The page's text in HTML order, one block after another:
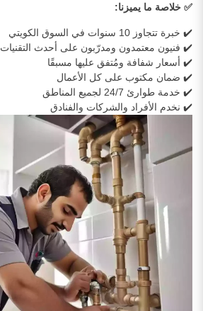
✅ خلاصة ما يميزنا:
✔️ خبرة تتجاوز 10 سنوات في السوق الكويتي
✔️ فنيون معتمدون ومدرّبون على أحدث التقنيات
✔️ أسعار شفافة ومُتفق عليها مسبقًا
✔️ ضمان مكتوب على كل الأعمال
✔️ خدمة طوارئ 24/7 لجميع المناطق
✔️ نخدم الأفراد والشركات والفنادق